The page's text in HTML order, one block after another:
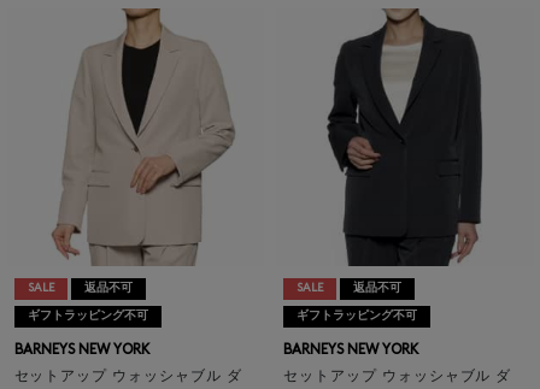
SALE 返品不可
ギフトラッピング不可
BARNEYS NEW YORK
セットアップ ウォッシャブル ダ
SALE 返品不可
ギフトラッピング不可
BARNEYS NEW YORK
セットアップ ウォッシャブル ダ